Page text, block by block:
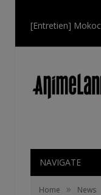
NAVIGATE
Home » News